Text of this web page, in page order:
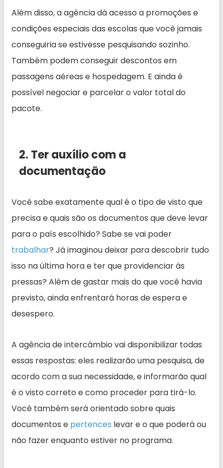
Além disso, a agência dá acesso a promoções e
condições especiais das escolas que você jamais
conseguiria se estivesse pesquisando sozinho.
Também podem conseguir descontos em
passagens aéreas e hospedagem. E ainda é
possível negociar e parcelar o valor total do
pacote.
2. Ter auxílio com a
documentação
Você sabe exatamente qual é o tipo de visto que
precisa e quais são os documentos que deve levar
para o país escolhido? Sabe se vai poder
trabalhar? Já imaginou deixar para descobrir tudo
isso na última hora e ter que providenciar às
pressas? Além de gastar mais do que você havia
previsto, ainda enfrentará horas de espera e
desespero.
A agência de intercâmbio vai disponibilizar todas
essas respostas: eles realizarão uma pesquisa, de
acordo com a sua necessidade, e informarão qual
é o visto correto e como proceder para tirá-lo.
Você também será orientado sobre quais
documentos e pertences levar e o que poderá ou
não fazer enquanto estiver no programa.